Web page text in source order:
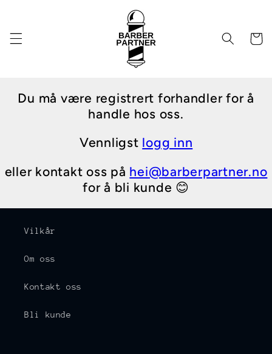
Du må være registrert forhandler for å
handle hos oss.
Vennligst logg inn
eller kontakt oss på hei@barberpartner.no
for å bli kunde 😊
Vilkår
Om oss
Kontakt oss
Bli kunde